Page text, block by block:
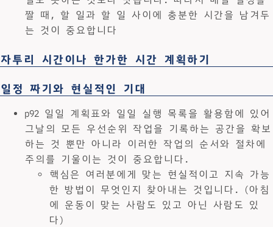
짤 때, 할 일과 할 일 사이에 충분한 시간을 남겨두
는 것이 중요합니다
자투리 시간이나 한가한 시간 계획하기
일정 짜기와 현실적인 기대
p92 일일 계획표와 일일 실행 목록을 활용함에 있어
그날의 모든 우선순위 작업을 기록하는 공간을 확보
하는 것 뿐만 아니라 이러한 작업의 순서와 절차에
주의를 기울이는 것이 중요합니다.
핵심은 여러분에게 맞는 현실적이고 지속 가능
한 방법이 무엇인지 찾아내는 것입니다. (아침
에 운동이 맞는 사람도 있고 아닌 사람도 있
다)